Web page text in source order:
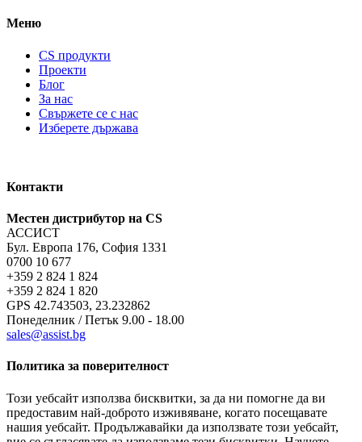
Меню
CS продукти
Проекти
Блог
За нас
Свържете се с нас
Изберете държава
Контакти
Местен дистрибутор на CS
АССИСТ
Бул. Европа 176, София 1331
0700 10 677
+359 2 824 1 824
+359 2 824 1 820
GPS 42.743503, 23.232862
Понеделник / Петък 9.00 - 18.00
sales@assist.bg
Политика за поверителност
Този уебсайт използва бисквитки, за да ни помогне да ви
предоставим най-доброто изживяване, когато посещавате
нашия уебсайт. Продължавайки да използвате този уебсайт,